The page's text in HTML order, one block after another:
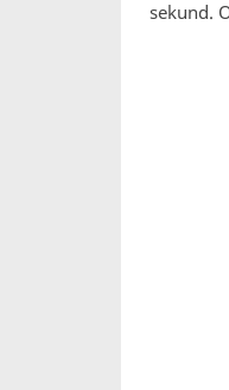
sekund.